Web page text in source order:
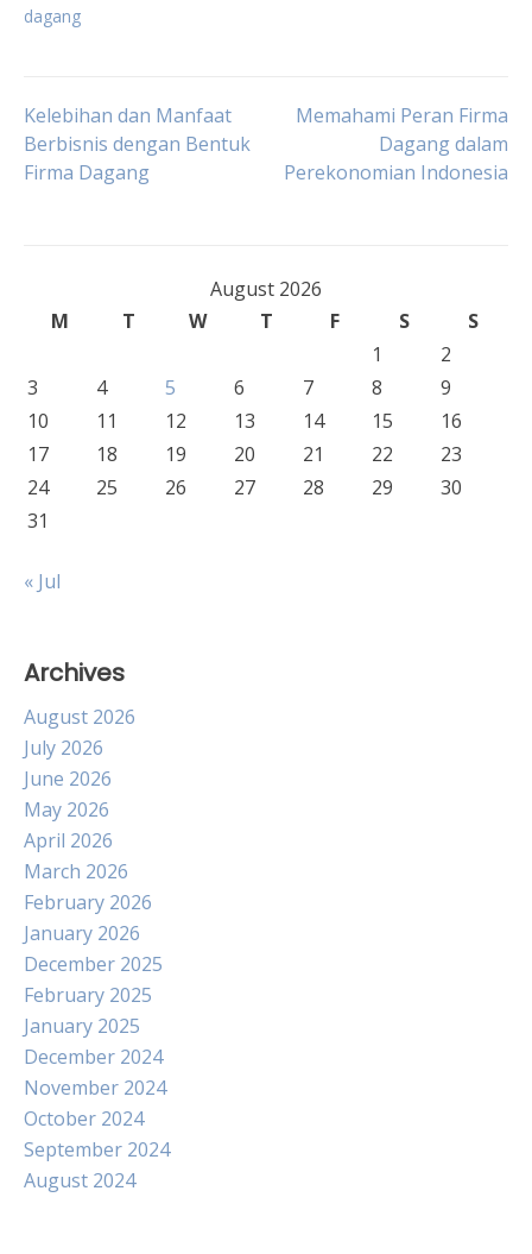
dagang
Post
navigation
Kelebihan dan Manfaat
Berbisnis dengan Bentuk
Firma Dagang
Memahami Peran Firma
Dagang dalam
Perekonomian Indonesia
August 2026
M
T W T F S
S
1
2
3
4 5 6 7 8
9
10
11 12 13 14 15
16
17
18 19 20 21 22
23
24
25 26 27 28 29
30
31
« Jul
Archives
August 2026
July 2026
June 2026
May 2026
April 2026
March 2026
February 2026
January 2026
December 2025
February 2025
January 2025
December 2024
November 2024
October 2024
September 2024
August 2024